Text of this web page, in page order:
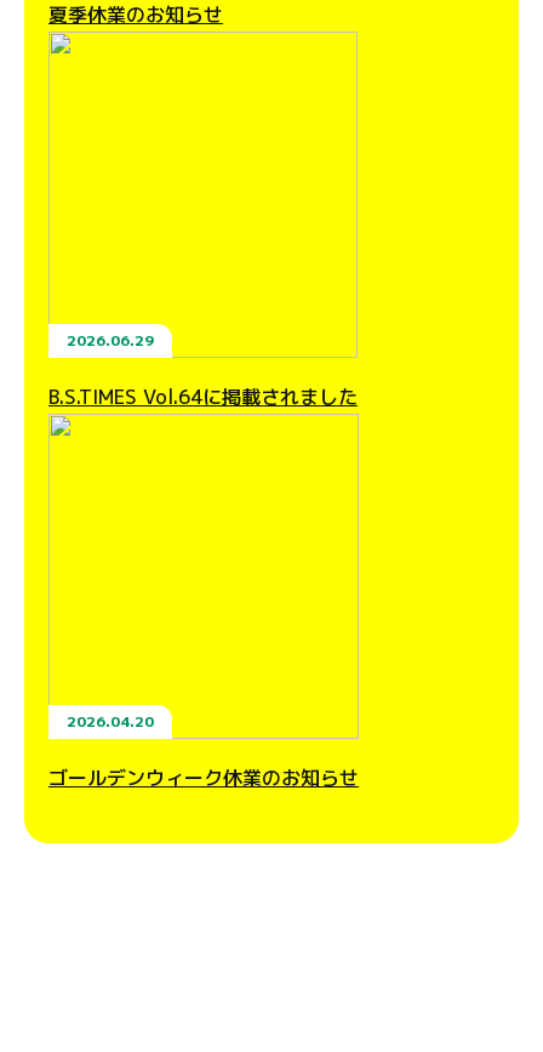
夏季休業のお知らせ
2026.06.29
B.S.TIMES Vol.64に掲載されました
2026.04.20
ゴールデンウィーク休業のお知らせ